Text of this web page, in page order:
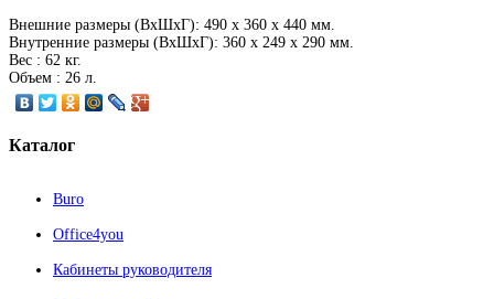
Внешние размеры (ВхШхГ): 490 х 360 х 440 мм.
Внутренние размеры (ВхШхГ): 360 х 249 х 290 мм.
Вес : 62 кг.
Объем : 26 л.
Каталог
Buro
Office4you
Кабинеты руководителя